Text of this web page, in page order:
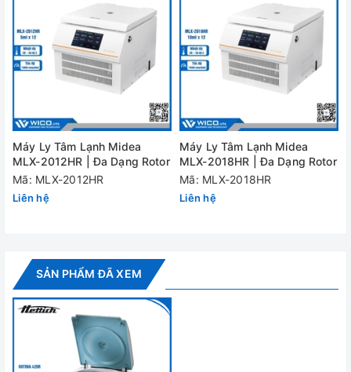
4 x 250 ml
Tốc độ max 15.000 vòng/phút
RCF max 24.400
423 x 713x 654 mm
Đặt giờ chạy 1 giây đến 99 phút 59 giây
Dải nhiệt độ làm
-20°C đến +40°C
Đánh giá
Máy Ly Tâm Lạnh Midea
MLX-2012HR | Đa Dạng Rotor
Mã: MLX-2012HR
Liên hệ
Máy Ly Tâm Lạnh Midea
MLX-2018HR | Đa Dạng Rotor
Mã: MLX-2018HR
Liên hệ
SẢN PHẨM ĐÃ XEM